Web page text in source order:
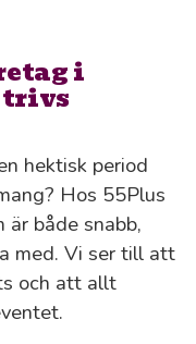
i
trivs
hektisk period
Hos 55Plus
är både snabb,
med. Vi ser till att
och att allt